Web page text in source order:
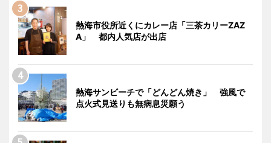
熱海市役所近くにカレー店「三茶カリーZAZ
A」 都内人気店が出店
熱海サンビーチで「どんどん焼き」 強風で
点火式見送りも無病息災願う